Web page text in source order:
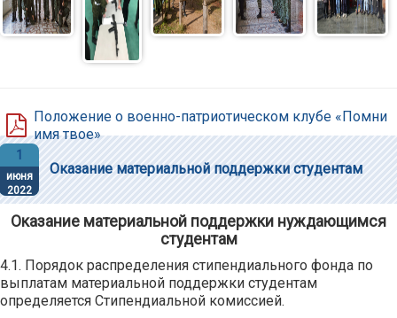
Положение о военно-патриотическом клубе «Помни
имя твое»
1
июня
2022
Оказание материальной поддержки студентам
Оказание материальной поддержки нуждающимся
студентам
4.1. Порядок распределения стипендиального фонда по
выплатам материальной поддержки студентам
определяется Стипендиальной комиссией.